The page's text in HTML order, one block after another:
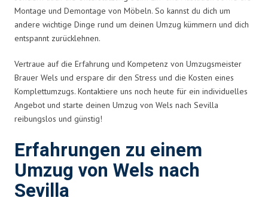
Montage und Demontage von Möbeln. So kannst du dich um
andere wichtige Dinge rund um deinen Umzug kümmern und dich
entspannt zurücklehnen.
Vertraue auf die Erfahrung und Kompetenz von Umzugsmeister
Brauer Wels und erspare dir den Stress und die Kosten eines
Komplettumzugs. Kontaktiere uns noch heute für ein individuelles
Angebot und starte deinen Umzug von Wels nach Sevilla
reibungslos und günstig!
Erfahrungen zu einem
Umzug von Wels nach
Sevilla